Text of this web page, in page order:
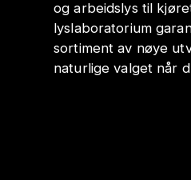
og arbeidslys til
lyslaboratorium
sortiment av nøye
naturlige valget når